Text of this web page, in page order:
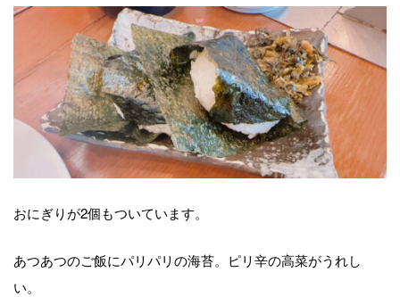
おにぎりが2個もついています。
あつあつのご飯にパリパリの海苔。ピリ辛の高菜がうれし
い。